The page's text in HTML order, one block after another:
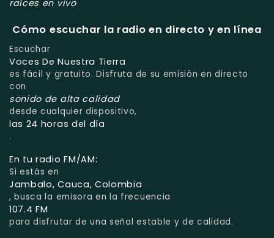
raíces en vivo
Cómo escuchar la radio en directo y en línea
Escuchar
Voces De Nuestra Tierra
es fácil y gratuito. Disfruta de su emisión en directo
con
sonido de alta calidad
desde cualquier dispositivo,
las 24 horas del día
.
En tu radio FM/AM:
Si estás en
Jambalo, Cauca, Colombia
, busca la emisora en la frecuencia
107.4 FM
para disfrutar de una señal estable y de calidad.